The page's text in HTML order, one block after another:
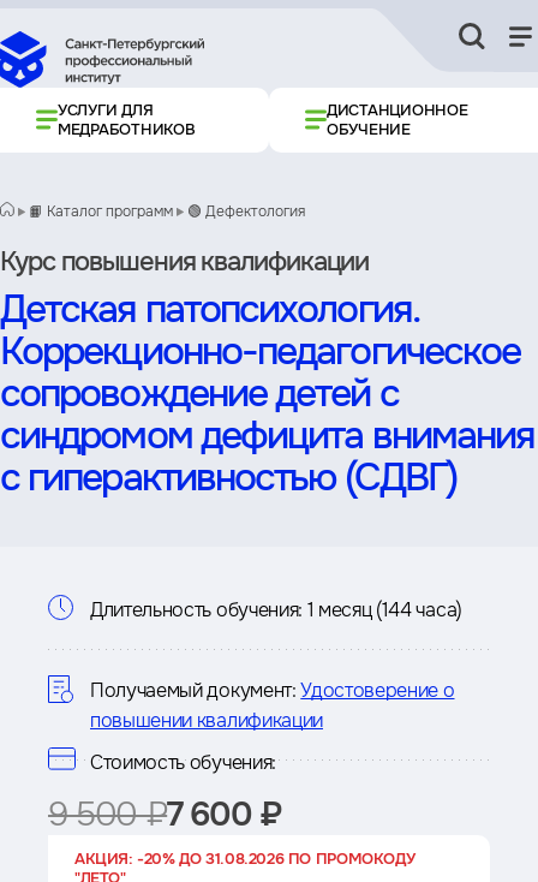
УСЛУГИ ДЛЯ
МЕДРАБОТНИКОВ
ДИСТАНЦИОННОЕ
ОБУЧЕНИЕ
📙 Каталог программ 🟢 Дефектология
Курс повышения квалификации
Детская патопсихология.
Коррекционно-педагогическое
сопровождение детей с
синдромом дефицита внимания
с гиперактивностью (СДВГ)
Информация
о
курсе
Длительность обучения: 1 месяц (144 часа)
Получаемый документ: Удостоверение о
повышении квалификации
Стоимость обучения:
9 500 ₽7 600 ₽
АКЦИЯ: -20% ДО 31.08.2026 ПО ПРОМОКОДУ
"ЛЕТО"